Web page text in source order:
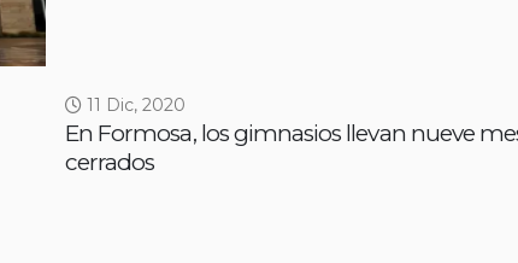
11 Dic, 2020
En Formosa, los gimnasios llevan nueve
cerrados